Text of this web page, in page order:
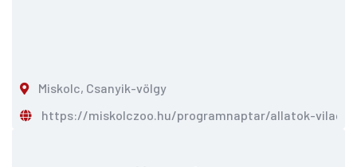
Miskolc, Csanyik-völgy
https://miskolczoo.hu/programnaptar/allatok-